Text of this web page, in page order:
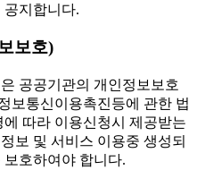
공지합니다.
보호)
공공기관의 개인정보보호
보통신이용촉진등에 관한 법
에 따라 이용신청시 제공받는
보 및 서비스 이용중 생성되
보호하여야 합니다.